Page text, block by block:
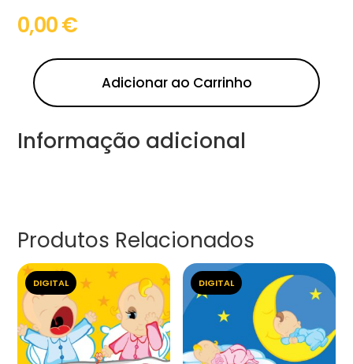
0,00€
Adicionar ao Carrinho
Informação adicional
Produtos Relacionados
DIGITAL DIGITAL